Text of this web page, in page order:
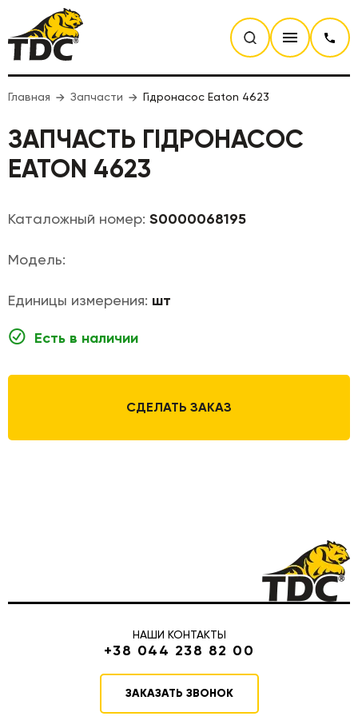
Главная Запчасти Гідронасос Eaton 4623
ЗАПЧАСТЬ ГІДРОНАСОС
EATON 4623
Каталожный номер: S0000068195
Модель:
Единицы измерения: шт
Есть в наличии
СДЕЛАТЬ ЗАКАЗ
НАШИ КОНТАКТЫ
+38 044 238 82 00
ЗАКАЗАТЬ ЗВОНОК